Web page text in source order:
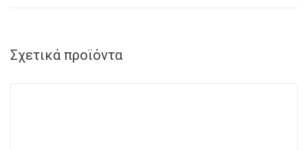
Σχετικά προϊόντα